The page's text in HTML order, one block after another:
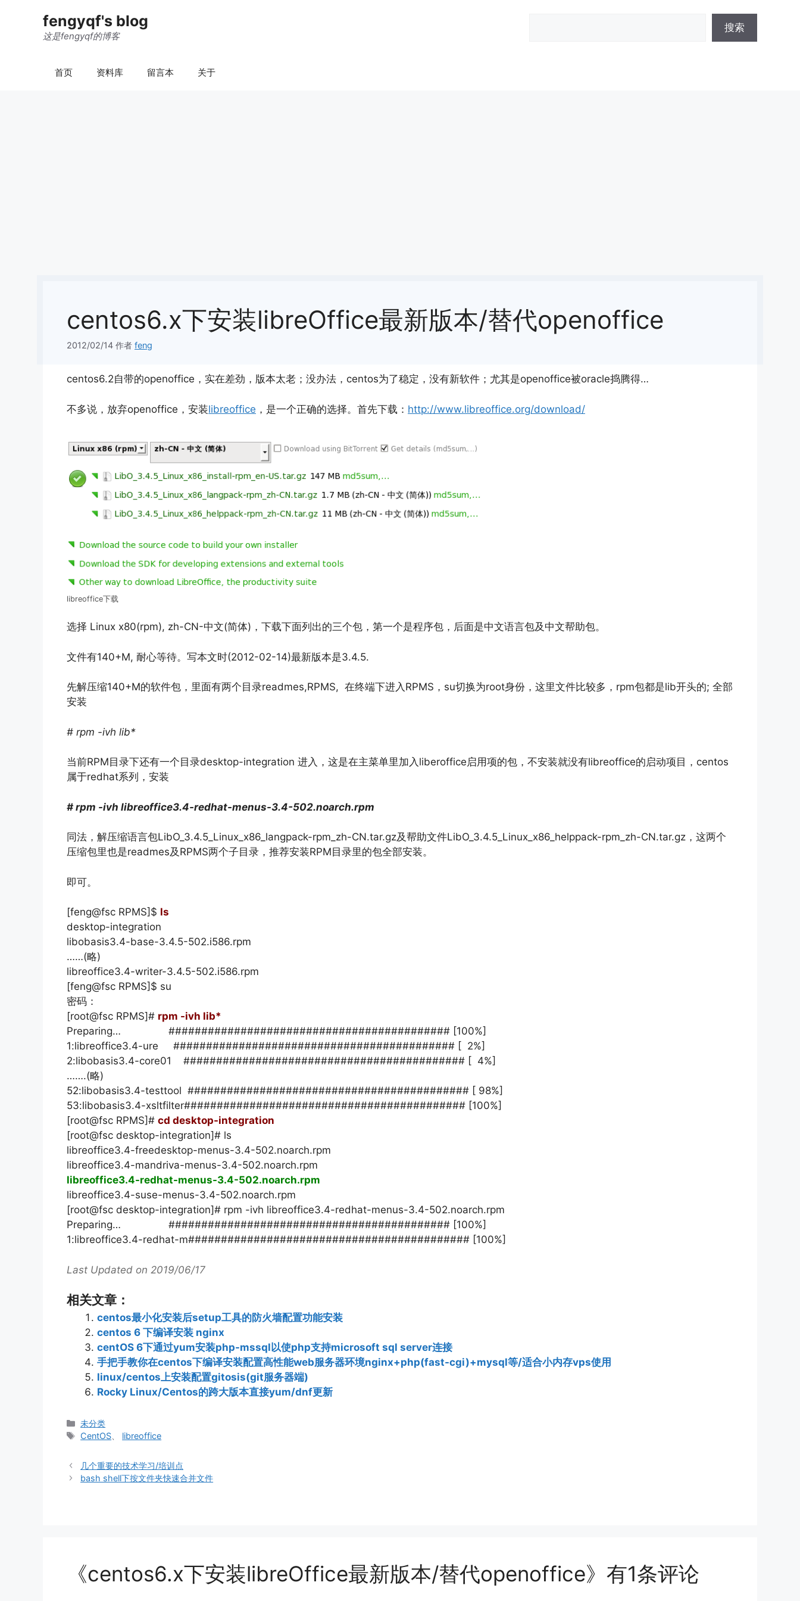
fengyqf's blog
这是fengyqf的博客
搜索
首页 资料库 留言本 关于
centos6.x下安装libreOffice最新版本/替代openoffice
2012/02/14 作者 feng
centos6.2自带的openoffice，实在差劲，版本太老；没办法，centos为了稳定，没有新软件；尤其是openoffice被oracle捣腾得…
不多说，放弃openoffice，安装libreoffice ，是一个正确的选择。首先下载： http://www.libreoffice.org/download/
libreoffice下载
选择 Linux x80(rpm), zh-CN-中文(简体)，下载下面列出的三个包，第一个是程序包，后面是中文语言包及中文帮助包。
文件有140+M, 耐心等待。写本文时(2012-02-14)最新版本是3.4.5.
先解压缩140+M的软件包，里面有两个目录readmes,RPMS, 在终端下进入RPMS，su切换为root身份，这里文件比较多，rpm包都是lib开头的; 全部
安装
# rpm -ivh lib*
当前RPM目录下还有一个目录desktop-integration 进入，这是在主菜单里加入liberoffice启用项的包，不安装就没有libreoffice的启动项目，centos
属于redhat系列，安装
# rpm -ivh libreoffice3.4-redhat-menus-3.4-502.noarch.rpm
同法，解压缩语言包LibO_3.4.5_Linux_x86_langpack-rpm_zh-CN.tar.gz及帮助文件LibO_3.4.5_Linux_x86_helppack-rpm_zh-CN.tar.gz，这两个
压缩包里也是readmes及RPMS两个子目录，推荐安装RPM目录里的包全部安装。
即可。
[feng@fsc RPMS]$ ls
desktop-integration
libobasis3.4-base-3.4.5-502.i586.rpm
……(略)
libreoffice3.4-writer-3.4.5-502.i586.rpm
[feng@fsc RPMS]$ su
密码：
[root@fsc RPMS]# rpm -ivh lib*
Preparing… ########################################### [100%]
1:libreoffice3.4-ure ########################################### [ 2%]
2:libobasis3.4-core01 ########################################### [ 4%]
…….(略)
52:libobasis3.4-testtool ########################################### [ 98%]
53:libobasis3.4-xsltfilter########################################### [100%]
[root@fsc RPMS]# cd desktop-integration
[root@fsc desktop-integration]# ls
libreoffice3.4-freedesktop-menus-3.4-502.noarch.rpm
libreoffice3.4-mandriva-menus-3.4-502.noarch.rpm
libreoffice3.4-redhat-menus-3.4-502.noarch.rpm
libreoffice3.4-suse-menus-3.4-502.noarch.rpm
[root@fsc desktop-integration]# rpm -ivh libreoffice3.4-redhat-menus-3.4-502.noarch.rpm
Preparing… ########################################### [100%]
1:libreoffice3.4-redhat-m########################################### [100%]
Last Updated on 2019/06/17
相关文章：
centos最小化安装后setup工具的防火墙配置功能安装
centos 6 下编译安装 nginx
centOS 6下通过yum安装php-mssql以使php支持microsoft sql server连接
手把手教你在centos下编译安装配置高性能web服务器环境nginx+php(fast-cgi)+mysql等/适合小内存vps使用
linux/centos上安装配置gitosis(git服务器端)
Rocky Linux/Centos的跨大版本直接yum/dnf更新
分
类
未分类
标
CentOS libreoffice
几个重要的技术学习/培训点
bash shell下按文件夹快速合并文件
《centos6.x下安装libreOffice最新版本/替代openoffice》有1条评论